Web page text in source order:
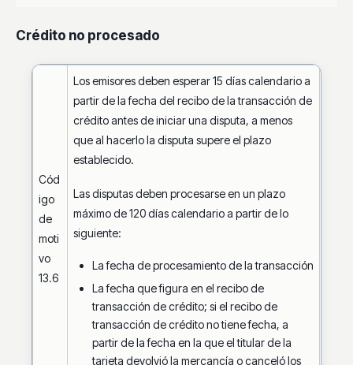
Crédito no procesado
Cód
igo
de
moti
vo
13.6
Los emisores deben esperar 15 días calendario a
partir de la fecha del recibo de la transacción de
crédito antes de iniciar una disputa, a menos
que al hacerlo la disputa supere el plazo
establecido.
Las disputas deben procesarse en un plazo
máximo de 120 días calendario a partir de lo
siguiente:
La fecha de procesamiento de la transacción
La fecha que figura en el recibo de
transacción de crédito; si el recibo de
transacción de crédito no tiene fecha, a
partir de la fecha en la que el titular de la
tarjeta devolvió la mercancía o canceló los